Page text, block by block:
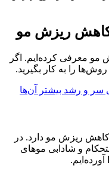
کاهش ریزش مو
مو معرفی کرده‌ایم. اگر
را به کار بگیرید.
ریزش مو دارد. در
و شادابی موهای